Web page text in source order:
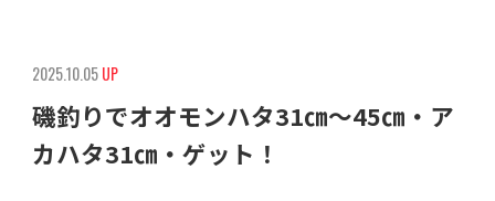
2025.10.05UP
磯釣りでオオモンハタ31㎝〜45㎝・ア
カハタ31㎝・ゲット！